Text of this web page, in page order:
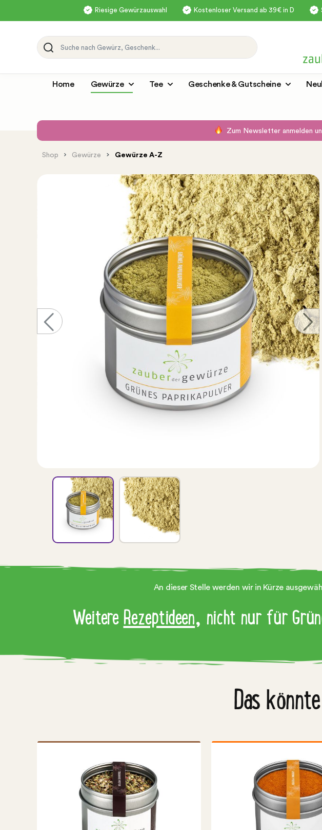
Riesige Gewürzauswahl Kostenloser Versand ab 39€ in D
Home Gewürze Tee Geschenke & Gutscheine
Zum Newsletter anmelden
Shop Gewürze Gewürze A-Z
An dieser Stelle werden wir in Kürze
WeitereRezeptideen, nicht nur für
Das